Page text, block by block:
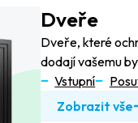
Dveře
Dveře, které
dodají vašemu
Vstupní
Zobrazit vše